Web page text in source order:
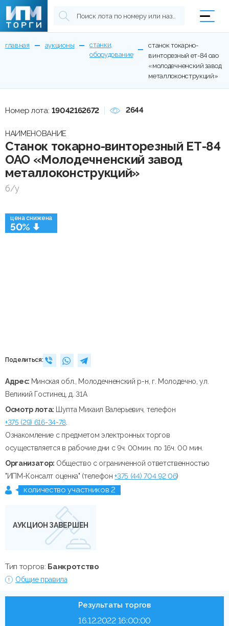
главная аукционы
станки,
оборудование
станок токарно-
винторезный ет-84 оао
«молодечненский завод
металлоконструкций»
цена снижена
50%
Поделиться:
Номер лота: 19042162672 2644
НАИМЕНОВАНИЕ
Станок токарно-винторезный ЕТ-84
ОАО «Молодечненский завод
металлоконструкций»
б/у
Адрес: Минская обл., Молодечненский р-н, г. Молодечно, ул.
Великий Гостинец, д. 31А
Осмотр лота: Шупта Михаил Валерьевич, телефон
+375 (29) 616-34-78.
Ознакомление с предметом электронных торгов
осуществляется в рабочие дни с 9ч. 00мин. по 16ч. 00 мин.
Организатор: Общество с ограниченной ответственностью
"ИПМ-Консалт оценка" (телефон+375 (44) 704 92 06)
количество участников 2
АУКЦИОН ЗАВЕРШЕН
Тип торгов: Банкротство
Общие правила
Результаты торгов
16.12.2022 16:00:00